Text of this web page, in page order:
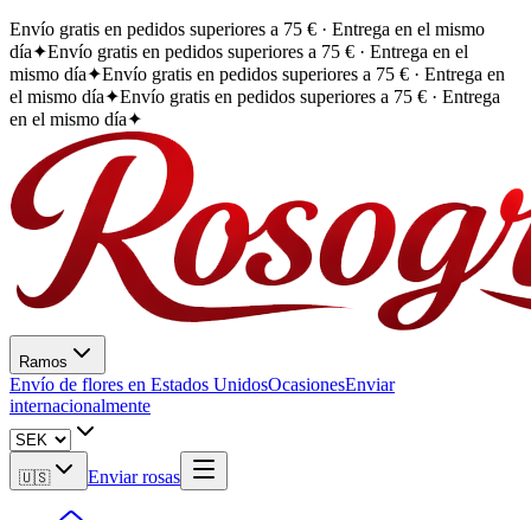
Envío gratis en pedidos superiores a 75 € · Entrega en el mismo
día✦Envío gratis en pedidos superiores a 75 € · Entrega en el
mismo día✦Envío gratis en pedidos superiores a 75 € · Entrega en
el mismo día✦Envío gratis en pedidos superiores a 75 € · Entrega
en el mismo día✦
Ramos
Envío de flores en Estados UnidosOcasionesEnviar
internacionalmente
🇺🇸 Enviar rosas